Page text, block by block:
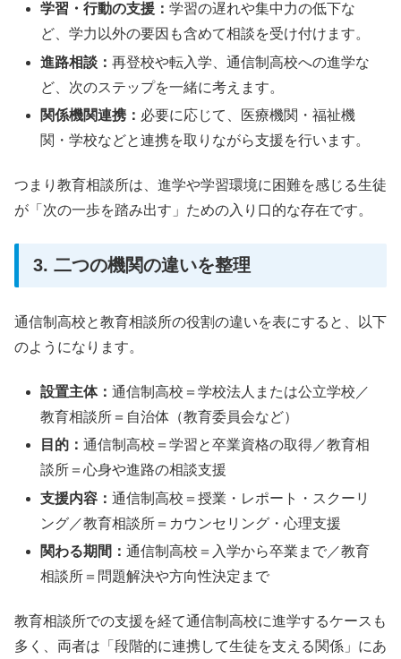
学習・行動の支援：学習の遅れや集中力の低下な
ど、学力以外の要因も含めて相談を受け付けます。
進路相談：再登校や転入学、通信制高校への進学な
ど、次のステップを一緒に考えます。
関係機関連携： 必要に応じて、医療機関・福祉機
関・学校などと連携を取りながら支援を行います。
つまり教育相談所は、進学や学習環境に困難を感じる生徒
が「次の一歩を踏み出す」ための入り口的な存在です。
3. 二つの機関の違いを整理
通信制高校と教育相談所の役割の違いを表にすると、以下
のようになります。
設置主体：通信制高校＝学校法人または公立学校／
教育相談所＝自治体（教育委員会など）
目的：通信制高校＝学習と卒業資格の取得／教育相
談所＝心身や進路の相談支援
支援内容：通信制高校＝授業・レポート・スクーリ
ング／教育相談所＝カウンセリング・心理支援
関わる期間：通信制高校＝入学から卒業まで／教育
相談所＝問題解決や方向性決定まで
教育相談所での支援を経て通信制高校に進学するケースも
多く、両者は「段階的に連携して生徒を支える関係」にあ